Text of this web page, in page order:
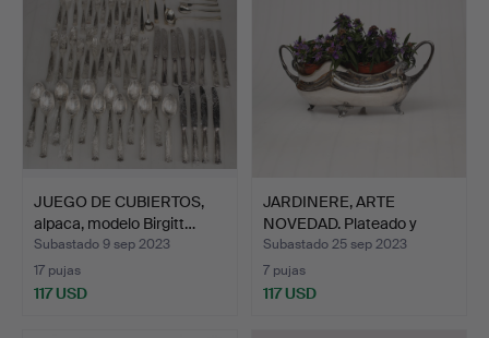
JUEGO DE CUBIERTOS,
alpaca, modelo Birgitt…
Subastado 9 sep 2023
17 pujas
117 USD
JARDINERE, ARTE
NOVEDAD. Plateado y
dorado…
Subastado 25 sep 2023
7 pujas
117 USD